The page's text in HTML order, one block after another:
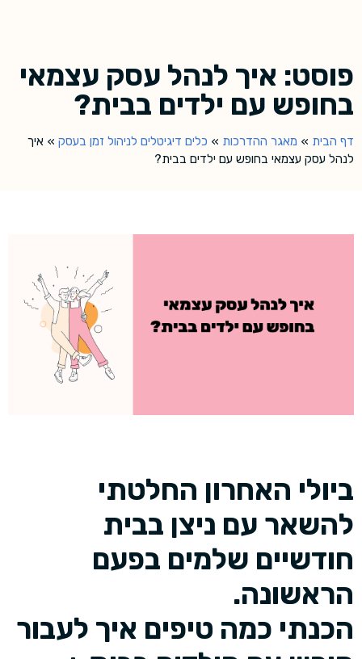
פוסט: איך לנהל עסק עצמאי
בחופש עם ילדים בבית?
דף הבית » מאגר ההדרכות » כלים דיגיטלים לניהול זמן בעסק » איך
לנהל עסק עצמאי בחופש עם ילדים בבית?
ביולי האחרון החלטתי
להשאר עם ניצן בבית
חודשיים שלמים בפעם
הראשונה.
הכנתי כמה טיפים איך לעבור